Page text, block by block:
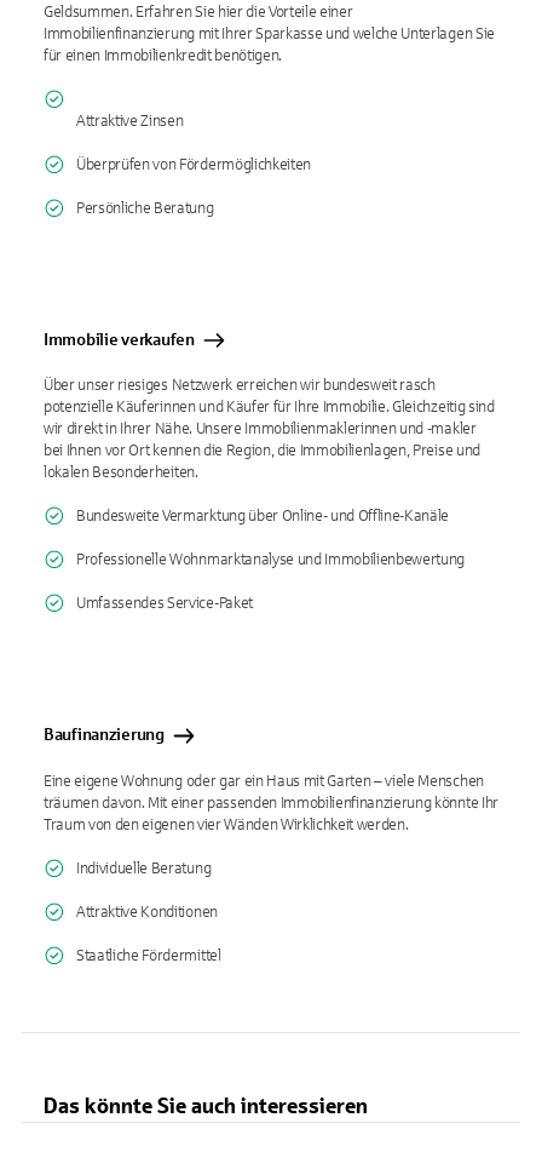
Geldsummen. Erfahren Sie hier die Vorteile einer
Immobilienfinanzierung mit Ihrer Sparkasse und welche Unterlagen Sie
für einen Immobilienkredit benötigen.
Attraktive Zinsen
Überprüfen von Fördermöglichkeiten
Persönliche Beratung
Immobilie verkaufen
Über unser riesiges Netzwerk erreichen wir bundesweit rasch
potenzielle Käuferinnen und Käufer für Ihre Immobilie. Gleichzeitig sind
wir direkt in Ihrer Nähe. Unsere Immobilienmaklerinnen und -makler
bei Ihnen vor Ort kennen die Region, die Immobilienlagen, Preise und
lokalen Besonderheiten.
Bundesweite Vermarktung über Online- und Offline-Kanäle
Professionelle Wohnmarktanalyse und Immobilienbewertung
Umfassendes Service-Paket
Baufinanzierung
Eine eigene Wohnung oder gar ein Haus mit Garten – viele Menschen
träumen davon. Mit einer passenden Immobilienfinanzierung könnte Ihr
Traum von den eigenen vier Wänden Wirklichkeit werden.
Individuelle Beratung
Attraktive Konditionen
Staatliche Fördermittel
Das könnte Sie auch interessieren